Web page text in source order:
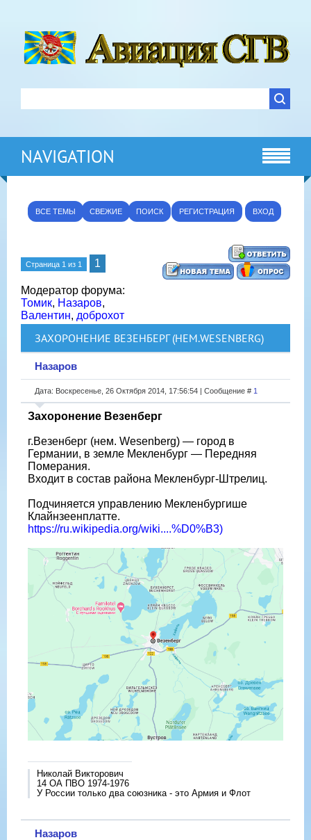
NAVIGATION
ВСЕ ТЕМЫ СВЕЖИЕ ПОИСК РЕГИСТРАЦИЯ ВХОД
Страница 1 из 1 1
Модератор форума:
Томик, Назаров,
Валентин, доброхот
ЗАХОРОНЕНИЕ ВЕЗЕНБЕРГ (НЕМ.WESENBERG)
Назаров
Дата: Воскресенье, 26 Октября 2014, 17:56:54 | Сообщение # 1
Захоронение Везенберг
г.Везенберг (нем. Wesenberg) — город в
Германии, в земле Мекленбург — Передняя
Померания.
Входит в состав района Мекленбург-Штрелиц.
Подчиняется управлению Мекленбургише
Клайнзеенплатте.
https://ru.wikipedia.org/wiki....%D0%B3)
Николай Викторович
14 ОА ПВО 1974-1976
У России только два союзника - это Армия и Флот
Назаров